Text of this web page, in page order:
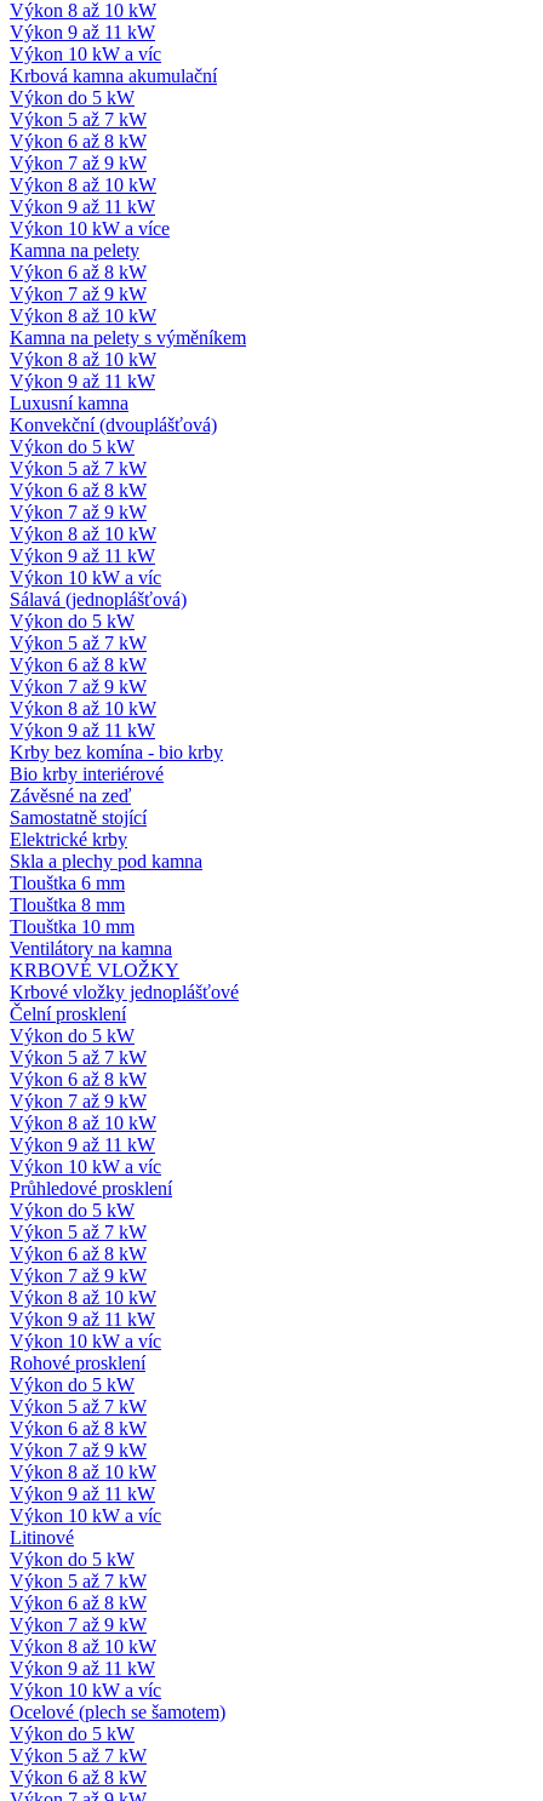
Výkon 8 až 10 kW
Výkon 9 až 11 kW
Výkon 10 kW a víc
Krbová kamna akumulační
Výkon do 5 kW
Výkon 5 až 7 kW
Výkon 6 až 8 kW
Výkon 7 až 9 kW
Výkon 8 až 10 kW
Výkon 9 až 11 kW
Výkon 10 kW a více
Kamna na pelety
Výkon 6 až 8 kW
Výkon 7 až 9 kW
Výkon 8 až 10 kW
Kamna na pelety s výměníkem
Výkon 8 až 10 kW
Výkon 9 až 11 kW
Luxusní kamna
Konvekční (dvouplášťová)
Výkon do 5 kW
Výkon 5 až 7 kW
Výkon 6 až 8 kW
Výkon 7 až 9 kW
Výkon 8 až 10 kW
Výkon 9 až 11 kW
Výkon 10 kW a víc
Sálavá (jednoplášťová)
Výkon do 5 kW
Výkon 5 až 7 kW
Výkon 6 až 8 kW
Výkon 7 až 9 kW
Výkon 8 až 10 kW
Výkon 9 až 11 kW
Krby bez komína - bio krby
Bio krby interiérové
Závěsné na zeď
Samostatně stojící
Elektrické krby
Skla a plechy pod kamna
Tlouštka 6 mm
Tlouštka 8 mm
Tlouštka 10 mm
Ventilátory na kamna
KRBOVÉ VLOŽKY
Krbové vložky jednoplášťové
Čelní prosklení
Výkon do 5 kW
Výkon 5 až 7 kW
Výkon 6 až 8 kW
Výkon 7 až 9 kW
Výkon 8 až 10 kW
Výkon 9 až 11 kW
Výkon 10 kW a víc
Průhledové prosklení
Výkon do 5 kW
Výkon 5 až 7 kW
Výkon 6 až 8 kW
Výkon 7 až 9 kW
Výkon 8 až 10 kW
Výkon 9 až 11 kW
Výkon 10 kW a víc
Rohové prosklení
Výkon do 5 kW
Výkon 5 až 7 kW
Výkon 6 až 8 kW
Výkon 7 až 9 kW
Výkon 8 až 10 kW
Výkon 9 až 11 kW
Výkon 10 kW a víc
Litinové
Výkon do 5 kW
Výkon 5 až 7 kW
Výkon 6 až 8 kW
Výkon 7 až 9 kW
Výkon 8 až 10 kW
Výkon 9 až 11 kW
Výkon 10 kW a víc
Ocelové (plech se šamotem)
Výkon do 5 kW
Výkon 5 až 7 kW
Výkon 6 až 8 kW